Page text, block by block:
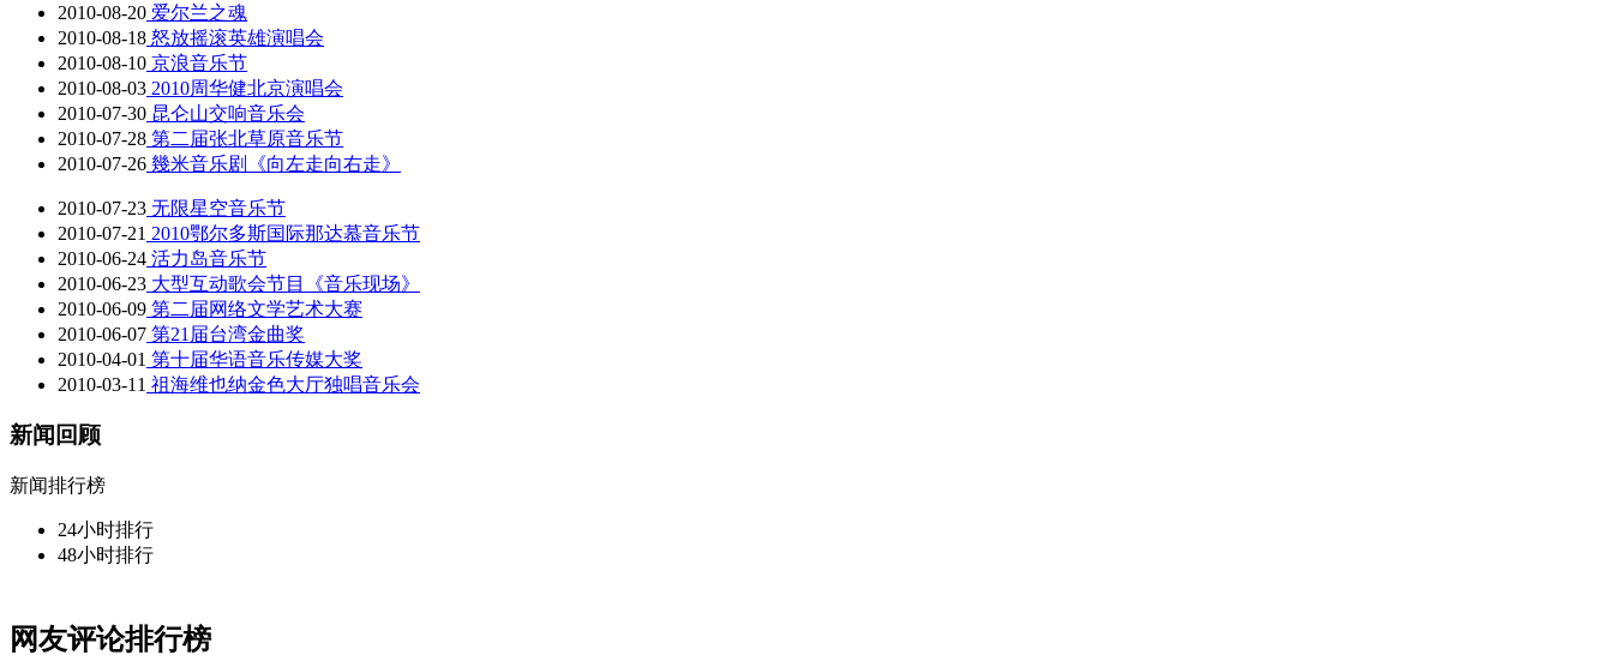
2010-08-20 爱尔兰之魂
2010-08-18 怒放摇滚英雄演唱会
2010-08-10 京浪音乐节
2010-08-03 2010周华健北京演唱会
2010-07-30 昆仑山交响音乐会
2010-07-28 第二届张北草原音乐节
2010-07-26 幾米音乐剧《向左走向右走》
2010-07-23 无限星空音乐节
2010-07-21 2010鄂尔多斯国际那达慕音乐节
2010-06-24 活力岛音乐节
2010-06-23 大型互动歌会节目《音乐现场》
2010-06-09 第二届网络文学艺术大赛
2010-06-07 第21届台湾金曲奖
2010-04-01 第十届华语音乐传媒大奖
2010-03-11 祖海维也纳金色大厅独唱音乐会
新闻回顾
新闻排行榜
24小时排行
48小时排行
网友评论排行榜